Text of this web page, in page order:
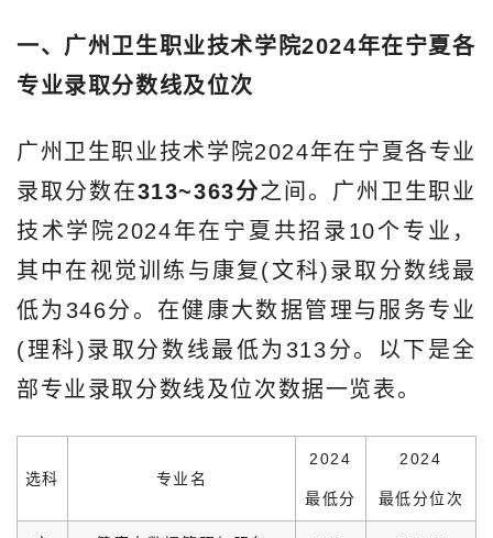
一、广州卫生职业技术学院2024年在宁夏各
专业录取分数线及位次
广州卫生职业技术学院2024年在宁夏各专业
录取分数在313~363分之间。广州卫生职业
技术学院2024年在宁夏共招录10个专业，
其中在视觉训练与康复(文科)录取分数线最
低为346分。在健康大数据管理与服务专业
(理科)录取分数线最低为313分。以下是全
部专业录取分数线及位次数据一览表。
选科 专业名
2024
最低分
2024
最低分位次